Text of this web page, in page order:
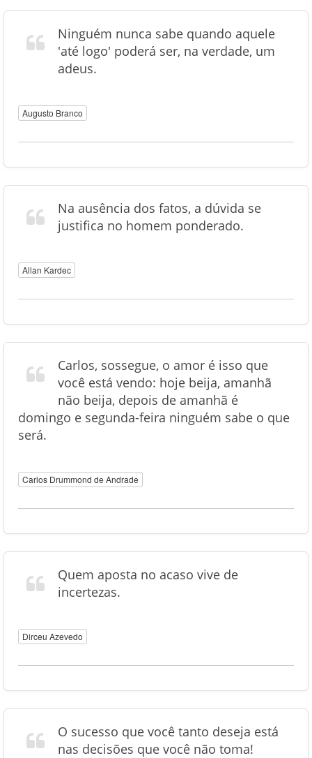
Ninguém nunca sabe quando aquele
'até logo' poderá ser, na verdade, um
adeus.
Augusto Branco
Na ausência dos fatos, a dúvida se
justifica no homem ponderado.
Allan Kardec
Carlos, sossegue, o amor é isso que
você está vendo: hoje beija, amanhã
não beija, depois de amanhã é
domingo e segunda-feira ninguém sabe o que
será.
Carlos Drummond de Andrade
Quem aposta no acaso vive de
incertezas.
Dirceu Azevedo
O sucesso que você tanto deseja está
nas decisões que você não toma!